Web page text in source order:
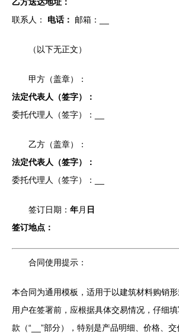
联系人：
电话： 邮箱：
（以下无正文）
甲方（盖章）：
法定代表人（签字）：
委托代理人（签字）：
乙方（盖章）：
法定代表人（签字）：
委托代理人（签字）：
签订日期： 年月 日
签订地点：
合同使用提示：
本合同为通用模板，适用于以建筑材料购销形
用户在签署前，应根据具体交易情况，仔细
款（“ __”部分），特别是产品明细、价格、